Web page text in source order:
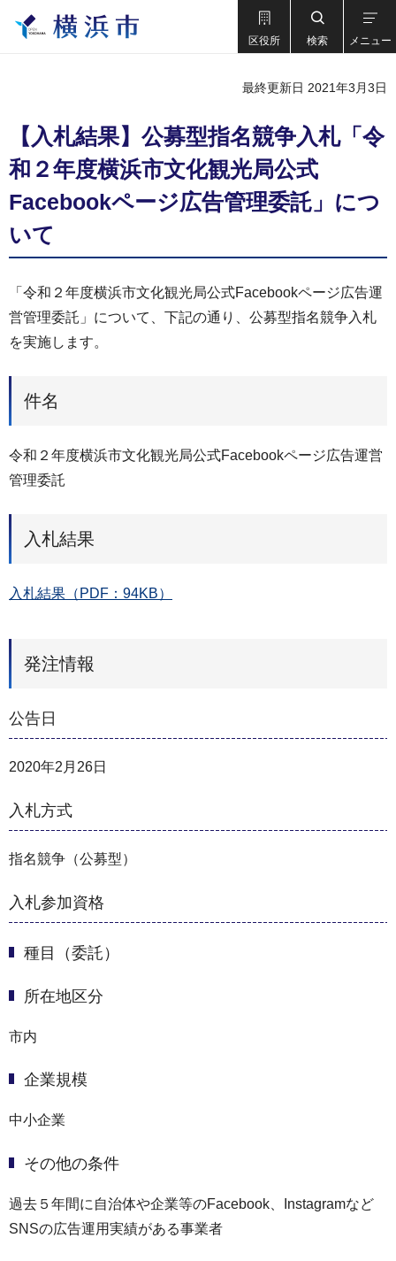
区役所 検索 メニュー
最終更新日 2021年3月3日
【入札結果】公募型指名競争⼊札「令
和２年度横浜市⽂化観光局公式
Facebookページ広告管理委託」につ
いて
「令和２年度横浜市文化観光局公式Facebookページ広告運
営管理委託」について、下記の通り、公募型指名競争入札
を実施します。
件名
令和２年度横浜市文化観光局公式Facebookページ広告運営
管理委託
入札結果
入札結果（PDF：94KB）
発注情報
公告日
2020年2月26日
入札方式
指名競争（公募型）
入札参加資格
種目（委託）
所在地区分
市内
企業規模
中小企業
その他の条件
過去５年間に自治体や企業等のFacebook、Instagramなど
SNSの広告運用実績がある事業者